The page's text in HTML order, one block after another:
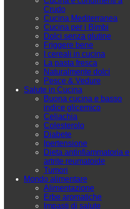
Crudo
Cucina Mediterranea
Cucina per i Bimbi
Dolci senza glutine
Friggere bene
I cereali in cucina
La pasta fresca
Naturalmente dolci
Pesce & Vedure
Salute in Cucina
Buona cucina e basso
indice glicemico
Celiachia
Colesterolo
Diabete
Ipertensione
Dieta antinfiammatoria e
artrite reumatoide
Tumori
Mondo alimentare
Alimentazione
Erbe aromatiche
Impasti di salute